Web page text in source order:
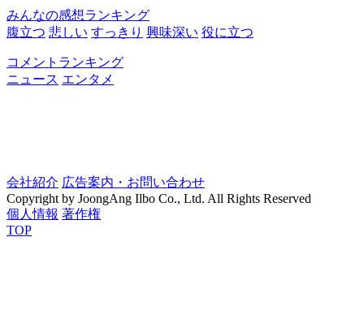
みんなの感想ランキング
腹立つ 悲しい すっきり 興味深い 役に立つ
コメントランキング
ニュース エンタメ
会社紹介 広告案内・お問い合わせ
Copyright by JoongAng Ilbo Co., Ltd. All Rights Reserved
個人情報 著作権
TOP